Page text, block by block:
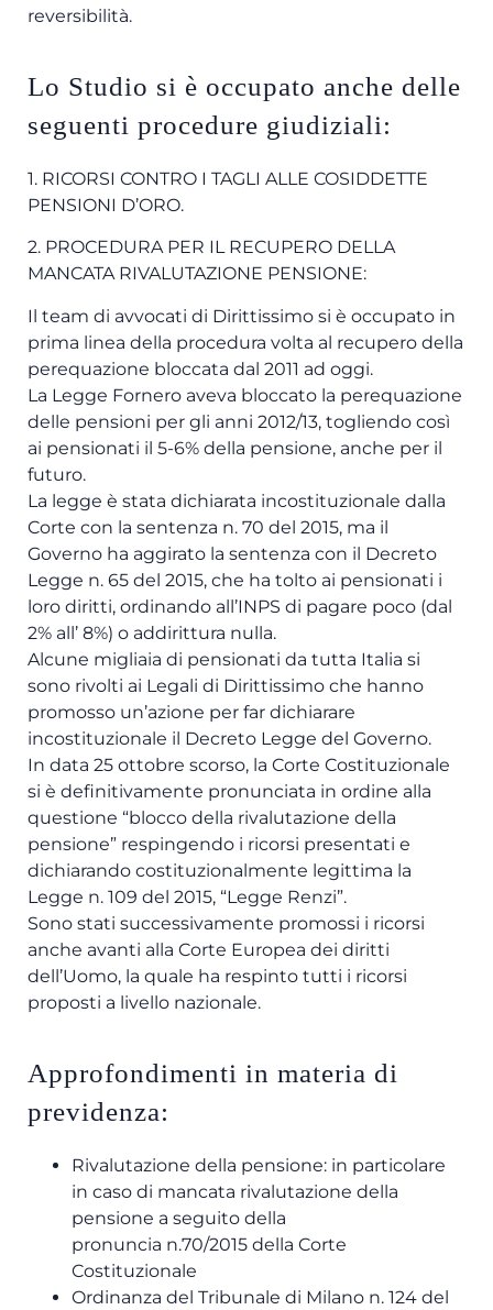
reversibilità.
Lo Studio si è occupato anche delle
seguenti procedure giudiziali:
1. RICORSI CONTRO I TAGLI ALLE COSIDDETTE
PENSIONI D’ORO.
2. PROCEDURA PER IL RECUPERO DELLA
MANCATA RIVALUTAZIONE PENSIONE:
Il team di avvocati di Dirittissimo si è occupato in
prima linea della procedura volta al recupero della
perequazione bloccata dal 2011 ad oggi.
La Legge Fornero aveva bloccato la perequazione
delle pensioni per gli anni 2012/13, togliendo così
ai pensionati il 5-6% della pensione, anche per il
futuro.
La legge è stata dichiarata incostituzionale dalla
Corte con la sentenza n. 70 del 2015, ma il
Governo ha aggirato la sentenza con il Decreto
Legge n. 65 del 2015, che ha tolto ai pensionati i
loro diritti, ordinando all’INPS di pagare poco (dal
2% all’ 8%) o addirittura nulla.
Alcune migliaia di pensionati da tutta Italia si
sono rivolti ai Legali di Dirittissimo che hanno
promosso un’azione per far dichiarare
incostituzionale il Decreto Legge del Governo.
In data 25 ottobre scorso, la Corte Costituzionale
si è definitivamente pronunciata in ordine alla
questione “blocco della rivalutazione della
pensione” respingendo i ricorsi presentati e
dichiarando costituzionalmente legittima la
Legge n. 109 del 2015, “Legge Renzi”.
Sono stati successivamente promossi i ricorsi
anche avanti alla Corte Europea dei diritti
dell’Uomo, la quale ha respinto tutti i ricorsi
proposti a livello nazionale.
Approfondimenti in materia di
previdenza:
Rivalutazione della pensione: in particolare
in caso di mancata rivalutazione della
pensione a seguito della
pronuncia n.70/2015 della Corte
Costituzionale
Ordinanza del Tribunale di Milano n. 124 del